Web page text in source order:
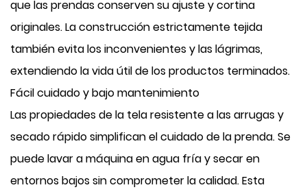
que las prendas conserven su ajuste y cortina
originales. La construcción estrictamente tejida
también evita los inconvenientes y las lágrimas,
extendiendo la vida útil de los productos terminados.
Fácil cuidado y bajo mantenimiento
Las propiedades de la tela resistente a las arrugas y
secado rápido simplifican el cuidado de la prenda. Se
puede lavar a máquina en agua fría y secar en
entornos bajos sin comprometer la calidad. Esta